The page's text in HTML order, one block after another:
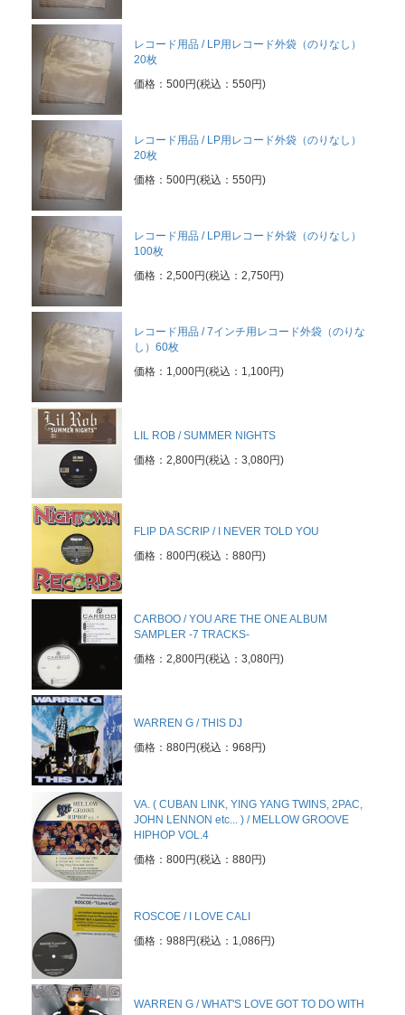
レコード用品 / LP用レコード外袋（のりなし）
20枚
価格：500円(税込：550円)
レコード用品 / LP用レコード外袋（のりなし）
20枚
価格：500円(税込：550円)
レコード用品 / LP用レコード外袋（のりなし）
100枚
価格：2,500円(税込：2,750円)
レコード用品 / 7インチ用レコード外袋（のりな
し）60枚
価格：1,000円(税込：1,100円)
LIL ROB / SUMMER NIGHTS
価格：2,800円(税込：3,080円)
FLIP DA SCRIP / I NEVER TOLD YOU
価格：800円(税込：880円)
CARBOO / YOU ARE THE ONE ALBUM
SAMPLER -7 TRACKS-
価格：2,800円(税込：3,080円)
WARREN G / THIS DJ
価格：880円(税込：968円)
VA. ( CUBAN LINK, YING YANG TWINS, 2PAC,
JOHN LENNON etc... ) / MELLOW GROOVE
HIPHOP VOL.4
価格：800円(税込：880円)
ROSCOE / I LOVE CALI
価格：988円(税込：1,086円)
WARREN G / WHAT'S LOVE GOT TO DO WITH